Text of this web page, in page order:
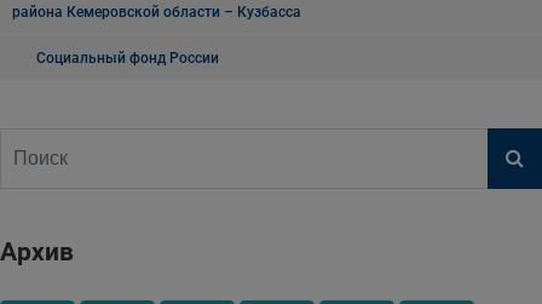
района Кемеровской области – Кузбасса
Социальный фонд России
Архив